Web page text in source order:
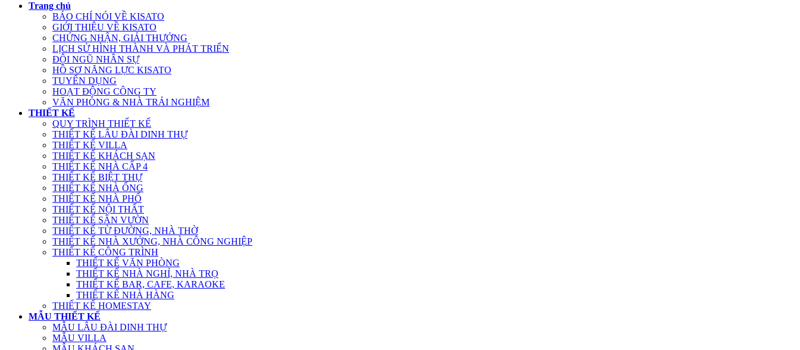
Trang chủ
BÁO CHÍ NÓI VỀ KISATO
GIỚI THIỆU VỀ KISATO
CHỨNG NHẬN, GIẢI THƯỞNG
LỊCH SỬ HÌNH THÀNH VÀ PHÁT TRIỂN
ĐỘI NGŨ NHÂN SỰ
HỒ SƠ NĂNG LỰC KISATO
TUYỂN DỤNG
HOẠT ĐỘNG CÔNG TY
VĂN PHÒNG & NHÀ TRẢI NGHIỆM
THIẾT KẾ
QUY TRÌNH THIẾT KẾ
THIẾT KẾ LÂU ĐÀI DINH THỰ
THIẾT KẾ VILLA
THIẾT KẾ KHÁCH SẠN
THIẾT KẾ NHÀ CẤP 4
THIẾT KẾ BIỆT THỰ
THIẾT KẾ NHÀ ỐNG
THIẾT KẾ NHÀ PHỐ
THIẾT KẾ NỘI THẤT
THIẾT KẾ SÂN VƯỜN
THIẾT KẾ TỪ ĐƯỜNG, NHÀ THỜ
THIẾT KẾ NHÀ XƯỞNG, NHÀ CÔNG NGHIỆP
THIẾT KẾ CÔNG TRÌNH
THIẾT KẾ VĂN PHÒNG
THIẾT KẾ NHÀ NGHỈ, NHÀ TRỌ
THIẾT KẾ BAR, CAFE, KARAOKE
THIẾT KẾ NHÀ HÀNG
THIẾT KẾ HOMESTAY
MẪU THIẾT KẾ
MẪU LÂU ĐÀI DINH THỰ
MẪU VILLA